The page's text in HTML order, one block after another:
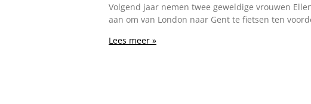
Volgend jaar nemen twee geweldige vrouwen
aan om van London naar Gent te fietsen ten
Lees meer »